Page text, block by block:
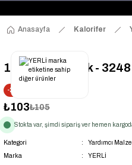
Üyelerimize Özel "uye2026"
KAZAN-
Anasayfa
Kalorifer
1/2'' Sarı Dirsek - 3248
-2% İNDİRİM
₺103₺105
Stokta var, şimdi sipariş ver hemen
Kategori
Yardımcı
Marka
YERLİ